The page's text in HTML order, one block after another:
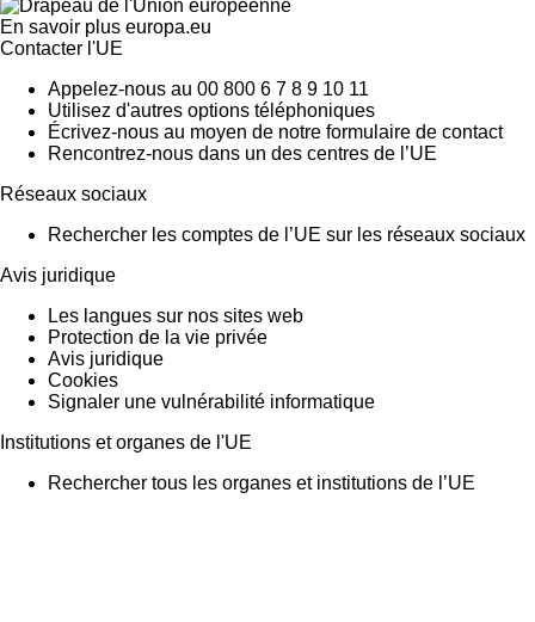
En savoir plus europa.eu
Contacter l'UE
Appelez-nous au 00 800 6 7 8 9 10 11
Utilisez d'autres options téléphoniques
Écrivez-nous au moyen de notre formulaire de contact
Rencontrez-nous dans un des centres de l’UE
Réseaux sociaux
Rechercher les comptes de l’UE sur les réseaux sociaux
Avis juridique
Les langues sur nos sites web
Protection de la vie privée
Avis juridique
Cookies
Signaler une vulnérabilité informatique
Institutions et organes de l'UE
Rechercher tous les organes et institutions de l’UE